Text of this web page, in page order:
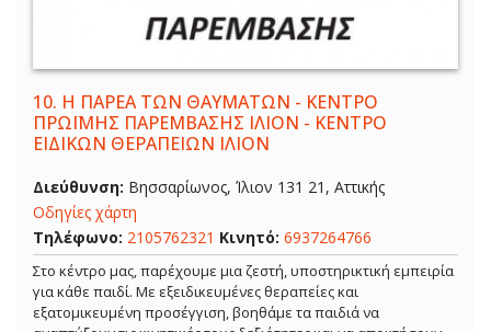
10. Η ΠΑΡΕΑ ΤΩΝ ΘΑΥΜΑΤΩΝ - ΚΕΝΤΡΟ
ΠΡΩΪΜΗΣ ΠΑΡΕΜΒΑΣΗΣ ΙΛΙΟΝ - ΚΕΝΤΡΟ
ΕΙΔΙΚΩΝ ΘΕΡΑΠΕΙΩΝ ΙΛΙΟΝ
Διεύθυνση: Βησσαρίωνος, Ίλιον 131 21, Αττικής
Οδηγίες χάρτη
Τηλέφωνο: 2105762321 Κινητό: 6937264766
Στο κέντρο μας, παρέχουμε μια ζεστή, υποστηρικτική εμπειρία
για κάθε παιδί. Με εξειδικευμένες θεραπείες και
εξατομικευμένη προσέγγιση, βοηθάμε τα παιδιά να